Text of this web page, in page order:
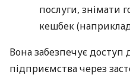
послуги, знімати
кешбек
Вона забезпечує доступ
підприємства через